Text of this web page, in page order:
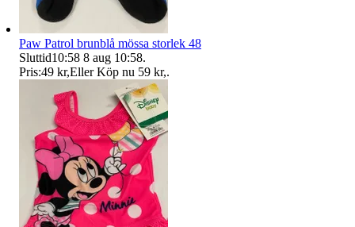
Paw Patrol brunblå mössa storlek 48
Sluttid10:58 8 aug 10:58.
Pris:49 kr,Eller Köp nu 59 kr,.